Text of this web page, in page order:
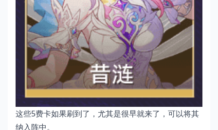
这些5费卡如果刷到了，尤其是很早就来了，可以将其
纳入阵中。